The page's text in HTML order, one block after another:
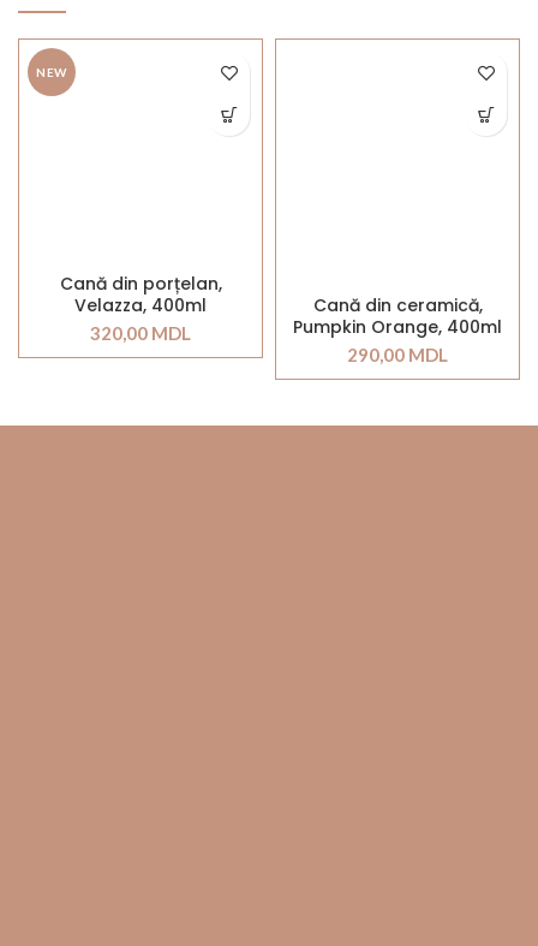
NEW
Cană din porțelan,
Velazza, 400ml
320,00 MDL
Cană din ceramică,
Pumpkin Orange, 400ml
290,00 MDL